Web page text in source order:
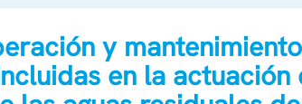
y
en la actuación